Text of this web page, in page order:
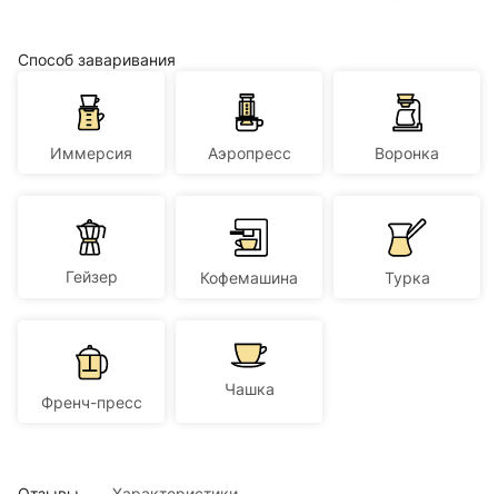
Способ заваривания
Иммерсия Аэропресс Воронка
Гейзер Кофемашина Турка
Френч-пресс
Чашка